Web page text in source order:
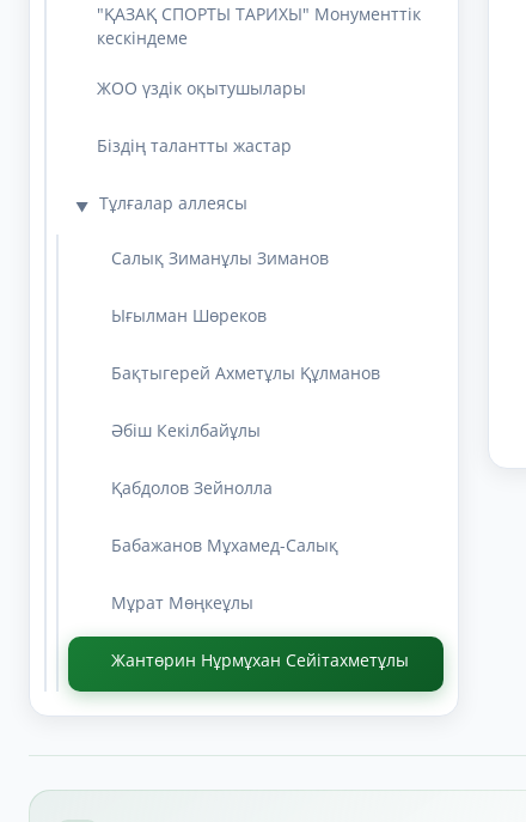
"ҚАЗАҚ СПОРТЫ ТАРИХЫ" Монументтік
кескіндеме
ЖОО үздік оқытушылары
Біздің талантты жастар
▼ Тұлғалар аллеясы
Салық Зиманұлы Зиманов
Ығылман Шөреков
Бақтыгерей Ахметұлы Құлманов
Әбіш Кекілбайұлы
Қабдолов Зейнолла
Бабажанов Мұхамед-Салық
Мұрат Мөңкеұлы
Жантөрин Нұрмұхан Сейітахметұлы